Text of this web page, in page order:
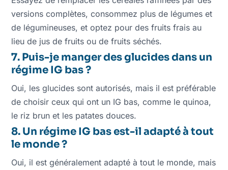
versions complètes, consommez plus de légumes et
de légumineuses, et optez pour des fruits frais au
lieu de jus de fruits ou de fruits séchés.
7. Puis-je manger des glucides dans un
régime IG bas ?
Oui, les glucides sont autorisés, mais il est préférable
de choisir ceux qui ont un IG bas, comme le quinoa,
le riz brun et les patates douces.
8. Un régime IG bas est-il adapté à tout
le monde ?
Oui, il est généralement adapté à tout le monde, mais